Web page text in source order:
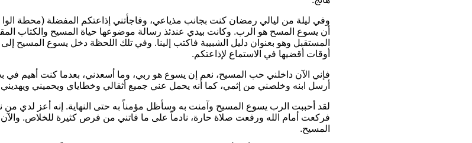
وفي ليلة من ليالي رمضان كنت بجانب مذياعي، وفاجأتني إذاعتكم المفضلة (محطة الوا
أن يسوع المسح هو الرب. وكانت بيدي عندئذ رسالة موضوعها حياة المسيح
المستقبل وهو بعنوان دليل الشبيبة فاكتب إلينا. وفي تلك اللحظة دخل يسوع المسيح
أوقات أقضيها في الاستماع لإذاعتكم.
فإني الآن داخلني حب المسيح، نعم إن يسوع هو ربي، وما أسعدني، بعدما كنت أهيم في
أرسل ابنه وخلصني من إثمي، كما أنه يحمل عني جميع أثقالي وخطاياي ويحميني
لقد أحببت الرب يسوع المسيح وآمنت به وسأظل مؤمناً به حتى النهاية. إنه أعز لدي
فركعت أمام الله ورفعت صلاة حارة، نادماً على ما فاتني من فرص كثيرة للخلاص. والآن
المسيح.